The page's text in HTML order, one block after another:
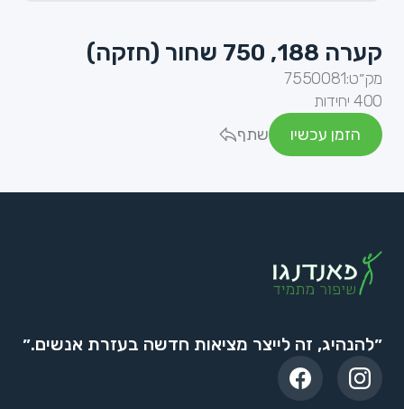
קערה 188, 750 שחור (חזקה)
מק״ט:7550081
400 יחידות
הזמן עכשיו
שתף
״להנהיג, זה לייצר מציאות חדשה בעזרת אנשים.״